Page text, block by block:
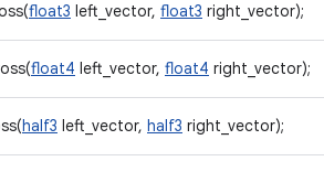
float3 left_vector, float3 right_vector);
float4 left_vector, float4 right_vector);
half3 left_vector, half3 right_vector);